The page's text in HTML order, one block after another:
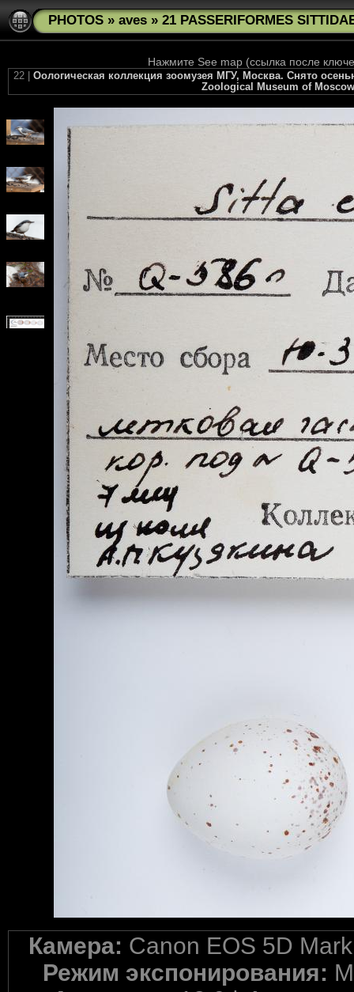
PHOTOS » aves » 21 PASSERIFORMES
Нажмите See map (ссылка после
22 | Оологическая коллекция зоомузея МГУ, Москва. Снято
Zoological Museum of
Камера: Canon EOS 5D
Режим экспонирования: